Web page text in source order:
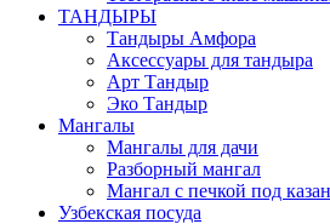
ТАНДЫРЫ
Тандыры Амфора
Аксессуары для тандыра
Арт Тандыр
Эко Тандыр
Мангалы
Мангалы для дачи
Разборный мангал
Мангал с печкой под казан
Узбекская посуда